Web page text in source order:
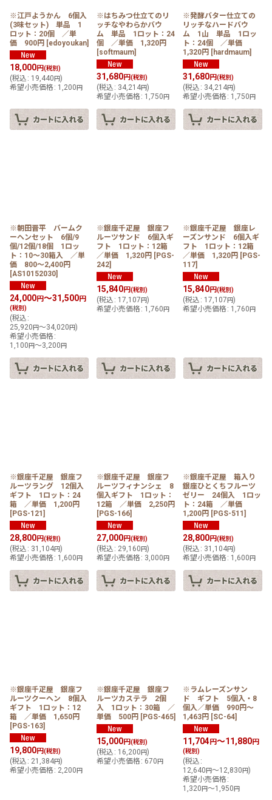
※江戸ようかん 6個入
(3味セット) 単品 1
ロット：20個 ／単
価 900円 [edoyoukan]
18,000円(税別)
(税込 : 19,440 円)
希望小売価格 : 1,200 円
※はちみつ仕立てのリ
ッチなやわらかバウ
ム 単品 1ロット：24
個 ／単価 1,320円
[softmaum]
31,680円(税別)
(税込 : 34,214円)
希望小売価格 : 1,750 円
※発酵バター仕立ての
リッチなハードバウ
ム 1山 単品 1ロッ
ト：24個 ／単価
1,320円 [hardmaum]
31,680円(税別)
(税込 : 34,214円)
希望小売価格 : 1,750円
※朝田晋平 バームク
ーヘンセット 6個/9
個/12個/18個 1ロッ
ト：10〜30箱入 ／単
価 800〜2,400円
[AS10152030]
24,000円～31,500円
(税別)
(税込 :
25,920 円～34,020 円)
希望小売価格 :
1,100 円～3,200 円
※銀座千疋屋 銀座フ
ルーツサンド 6個入ギ
フト 1ロット：12箱
／単価 1,320円 [PGS-
242]
15,840円(税別)
(税込 : 17,107 円)
希望小売価格 : 1,760 円
※銀座千疋屋 銀座レ
ーズンサンド 6個入ギ
フト 1ロット：12箱
／単価 1,320円 [PGS-
117]
15,840円(税別)
(税込 : 17,107円)
希望小売価格 : 1,760円
※銀座千疋屋 銀座フ
ルーツラング 12個入
ギフト 1ロット：24
箱 ／単価 1,200円
[PGS-121]
28,800円(税別)
(税込 : 31,104円)
希望小売価格 : 1,600 円
※銀座千疋屋 銀座フ
ルーツフィナンシェ 8
個入ギフト 1ロット：
12箱 ／単価 2,250円
[PGS-166]
27,000円(税別)
(税込 : 29,160 円)
希望小売価格 : 3,000 円
※銀座千疋屋 箱入り
銀座ひとくちフルーツ
ゼリー 24個入 1ロッ
ト：24箱 ／単価
1,200円 [PGS-511]
28,800円(税別)
(税込 : 31,104円)
希望小売価格 : 1,600円
※銀座千疋屋 銀座フ
ルーツクーヘン 8個入
ギフト 1ロット：12
箱 ／単価 1,650円
[PGS-163]
19,800円(税別)
(税込 : 21,384円)
希望小売価格 : 2,200 円
※銀座千疋屋 銀座フ
ルーツカステラ 2個
入 1ロット：30箱 ／
単価 500円 [PGS-465]
15,000円(税別)
(税込 : 16,200 円)
希望小売価格 : 670 円
※ラムレーズンサン
ド ギフト 5個入・8
個入／単価 990円〜
1,463円 [SC-64]
11,704円～11,880円
(税別)
(税込 :
12,640円～12,830円)
希望小売価格 :
1,320円～1,950円